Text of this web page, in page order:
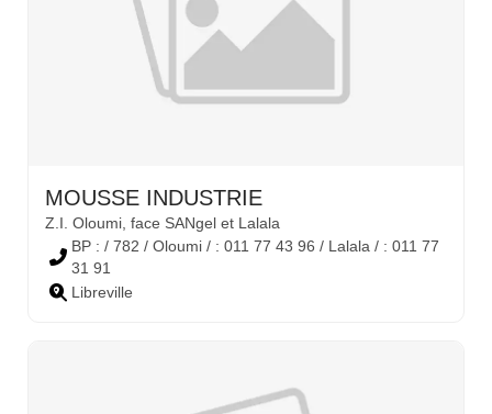
MOUSSE INDUSTRIE
Z.I. Oloumi, face SANgel et Lalala
BP : / 782 / Oloumi / : 011 77 43 96 / Lalala / : 011 77
31 91
Libreville